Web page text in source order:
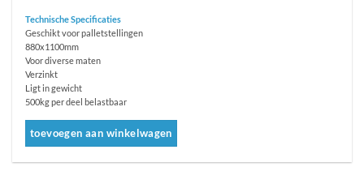
Technische Specificaties
Geschikt voor palletstellingen
880x1100mm
Voor diverse maten
Verzinkt
Ligt in gewicht
500kg per deel belastbaar
toevoegen aan winkelwagen